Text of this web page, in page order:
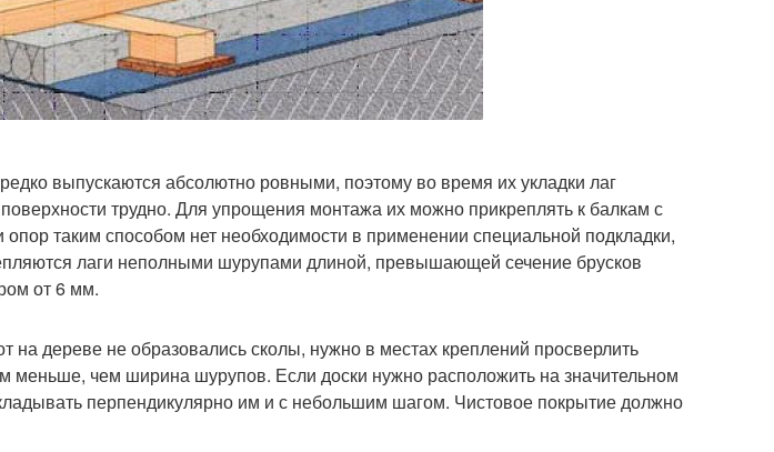
выпускаются абсолютно ровными, поэтому во время их укладки лаг
поверхности трудно. Для упрощения монтажа их можно прикреплять к балкам с
таким способом нет необходимости в применении специальной подкладки,
лаги неполными шурупами длиной, превышающей сечение брусков
от 6 мм.
дереве не образовались сколы, нужно в местах креплений просверлить
меньше, чем ширина шурупов. Если доски нужно расположить на значительном
перпендикулярно им и с небольшим шагом. Чистовое покрытие должно